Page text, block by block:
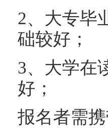
2、大专毕
础较好；
3、大学在
好；
报名者需